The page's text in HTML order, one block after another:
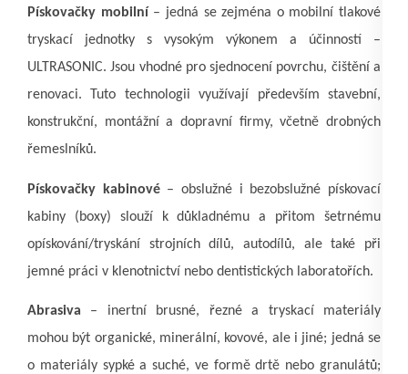
Pískovačky mobilní– jedná sezejména o mobilní tlakové
tryskací jednotky s vysokým výkonem a účinností –
ULTRASONIC. Jsou vhodné pro sjednocení povrchu, čištění a
renovaci. Tuto technologii využívají především stavební,
konstrukční, montážní a dopravní firmy, včetně drobných
řemeslníků.
Pískovačky kabinové–obslužné i bezobslužné pískovací
kabiny (boxy) slouží k důkladnému a přitom šetrnému
opískování/tryskání strojních dílů, autodílů, ale také při
jemné práci v klenotnictví nebo dentistických laboratořích.
Abrasiva – inertní brusné, řezné a tryskací materiály
mohou být organické, minerální, kovové, ale i jiné; jedná se
o materiály sypké a suché, ve formě drtě nebo granulátů;